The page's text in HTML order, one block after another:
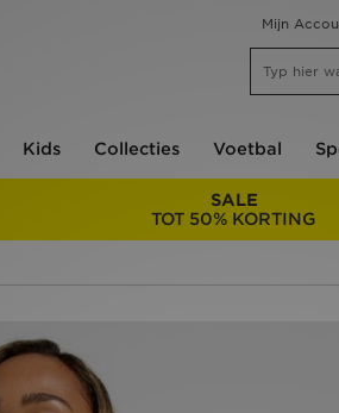
Mijn
Kids Collecties Voetbal
SALE
TOT 50% KORTING